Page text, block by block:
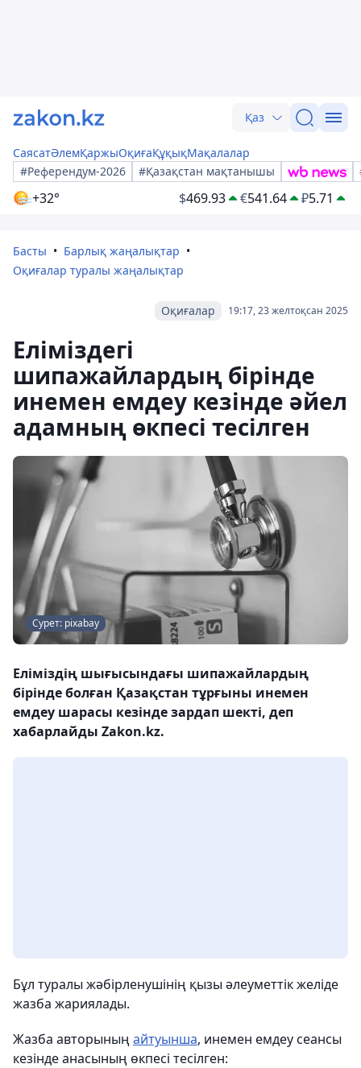
Қаз
СаясатӘлемҚаржыОқиғаҚұқықМақалалар
#Референдум-2026
#Қазақстан мақтанышы
+32° $469.93 €541.64 ₽5.71
Басты
Барлық жаңалықтар
Оқиғалар туралы жаңалықтар
19:17, 23 желтоқсан 2025
Оқиғалар
Еліміздегі
шипажайлардың бірінде
инемен емдеу кезінде әйел
адамның өкпесі тесілген
Сурет: pixabay
Еліміздің шығысындағы шипажайлардың
бірінде болған Қазақстан тұрғыны инемен
емдеу шарасы кезінде зардап шекті, деп
хабарлайды Zakon.kz.
Бұл туралы жәбірленушінің қызы әлеуметтік желіде
жазба жариялады.
Жазба авторының айтуынша, инемен емдеу сеансы
кезінде анасының өкпесі тесілген: